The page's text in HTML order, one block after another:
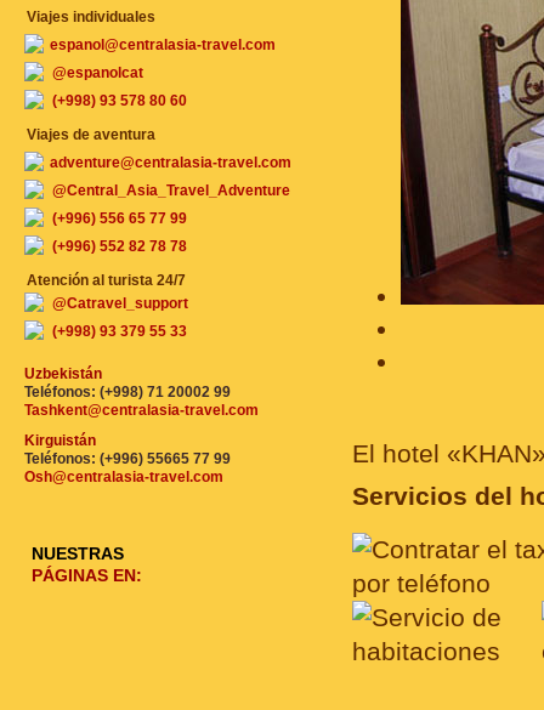
El hotel
Servicios del
Viajes individuales
espanol@centralasia-travel.com
@espanolcat
(+998) 93 578 80 60
Viajes de aventura
adventure@centralasia-travel.com
@Central_Asia_Travel_Adventure
(+996) 556 65 77 99
(+996) 552 82 78 78
Atención al turista 24/7
@Catravel_support
(+998) 93 379 55 33
Uzbekistán
Teléfonos: (+998) 71 20002 99
Tashkent@centralasia-travel.com
Kirguistán
Teléfonos: (+996) 55665 77 99
Osh@centralasia-travel.com
NUESTRAS
PÁGINAS EN: